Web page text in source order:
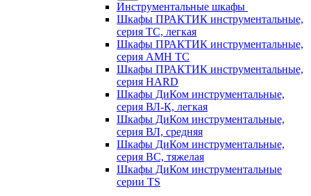
Инструментальные шкафы
Шкафы ПРАКТИК инструментальные,
серия TC, легкая
Шкафы ПРАКТИК инструментальные,
серия AMH TC
Шкафы ПРАКТИК инструментальные,
серия HARD
Шкафы ДиКом инструментальные,
cерия ВЛ-К, легкая
Шкафы ДиКом инструментальные,
серия ВЛ, средняя
Шкафы ДиКом инструментальные,
серия ВС, тяжелая
Шкафы ДиКом инструментальные
серии TS